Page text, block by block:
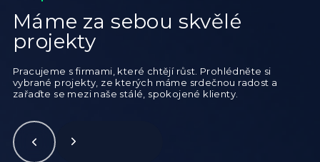
Máme za sebou skvělé
projekty
Pracujeme s firmami, které chtějí růst. Prohlédněte si
vybrané projekty, ze kterých máme srdečnou radost a
zařaďte se mezi naše stálé, spokojené klienty.